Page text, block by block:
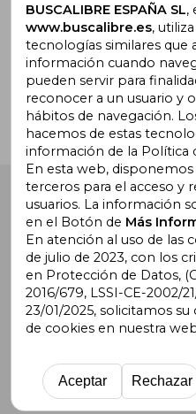
¿Necesitas ayuda?
Buscalibre España . Calle
Cornellà de Llobregat,
Buscalibre Argentina|
Buscalibre Uruguay|
Perú
|Buscalibre Estados
Países|
BUSCALIBRE ESPAÑA SL,
www.buscalibre.es,
tecnologías similares que
información cuando
pueden servir para
reconocer a un usuario y
hábitos de navegación.
hacemos de estas
información de la Política
En esta web,
terceros para el acceso y
usuarios. La información
en el Botón de Más
En atención al uso de las
de julio de 2023, con los
en Protección de Datos,
2016/679, LSSI-CE-2002/
23/01/2025, solicitamos
de cookies en nuestra
Aceptar Rechazar